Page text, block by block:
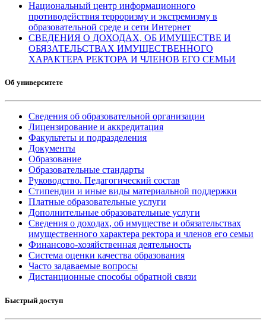
Национальный центр информационного
противодействия терроризму и экстремизму в
образовательной среде и сети Интернет
СВЕДЕНИЯ О ДОХОДАХ, ОБ ИМУЩЕСТВЕ И
ОБЯЗАТЕЛЬСТВАХ ИМУЩЕСТВЕННОГО
ХАРАКТЕРА РЕКТОРА И ЧЛЕНОВ ЕГО СЕМЬИ
Об университете
Сведения об образовательной организации
Лицензирование и аккредитация
Факультеты и подразделения
Документы
Образование
Образовательные стандарты
Руководство. Педагогический состав
Стипендии и иные виды материальной поддержки
Платные образовательные услуги
Дополнительные образовательные услуги
Сведения о доходах, об имуществе и обязательствах
имущественного характера ректора и членов его семьи
Финансово-хозяйственная деятельность
Система оценки качества образования
Часто задаваемые вопросы
Дистанционные способы обратной связи
Быстрый доступ